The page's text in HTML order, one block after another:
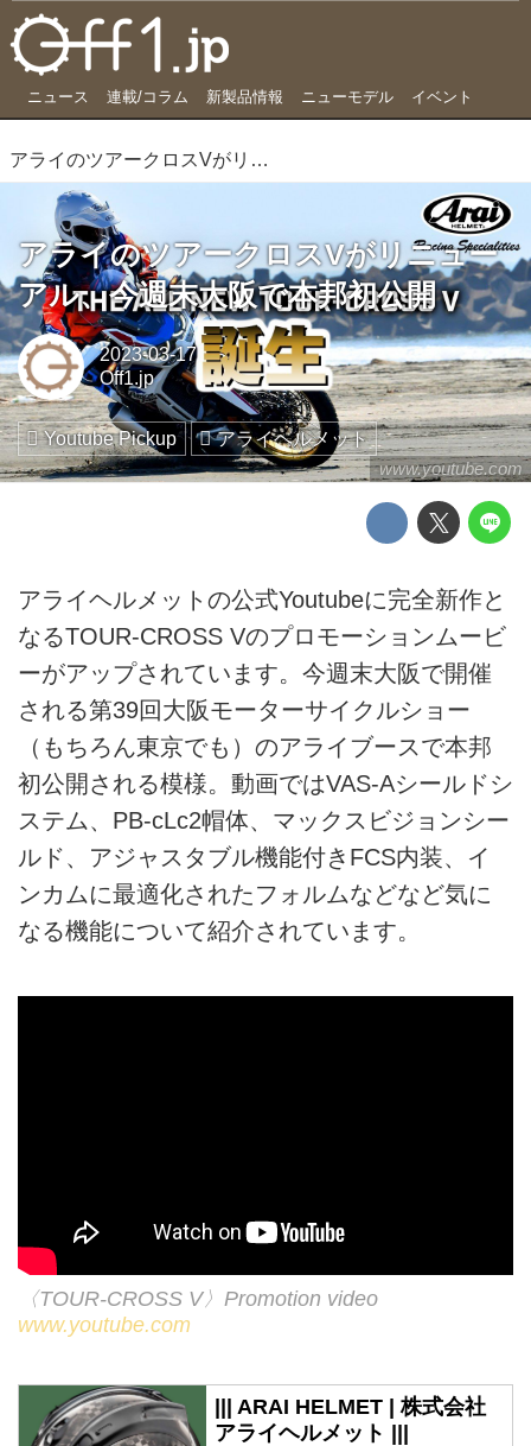
ニュース 連載/コラム 新製品情報 ニューモデル イベント
アライのツアークロスVがリニューアル、今週末大阪で本邦初公開
www.youtube.com
アライのツアークロスVがリニュー
アル、今週末大阪で本邦初公開
2023-03-17
Off1.jp
Youtube Pickup アライヘルメット
アライヘルメットの公式Youtubeに完全新作と
なるTOUR-CROSS Vのプロモーションムービ
ーがアップされています。今週末大阪で開催
される第39回大阪モーターサイクルショー
（もちろん東京でも）のアライブースで本邦
初公開される模様。動画ではVAS-Aシールドシ
ステム、PB-cLc2帽体、マックスビジョンシー
ルド、アジャスタブル機能付きFCS内装、イ
ンカムに最適化されたフォルムなどなど気に
なる機能について紹介されています。
〈TOUR-CROSS V〉Promotion video
www.youtube.com
||| ARAI HELMET | 株式会社
アライヘルメット |||